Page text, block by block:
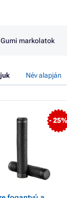
Gumi markolatok
Név alapján
- 25%